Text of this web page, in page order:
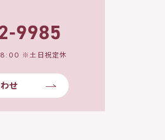
※土日祝定休
せ